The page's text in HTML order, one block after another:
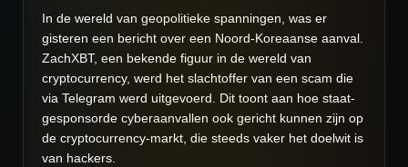
In de wereld van geopolitieke spanningen, was er
gisteren een bericht over een Noord-Koreaanse aanval.
ZachXBT, een bekende figuur in de wereld van
cryptocurrency, werd het slachtoffer van een scam die
via Telegram werd uitgevoerd. Dit toont aan hoe staat-
gesponsorde cyberaanvallen ook gericht kunnen zijn op
de cryptocurrency-markt, die steeds vaker het doelwit is
van hackers.